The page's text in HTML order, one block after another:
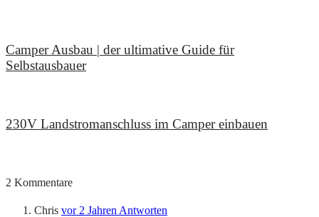
Camper Ausbau | der ultimative Guide für
Selbstausbauer
230V Landstromanschluss im Camper einbauen
2 Kommentare
Chris vor 2 Jahren Antworten